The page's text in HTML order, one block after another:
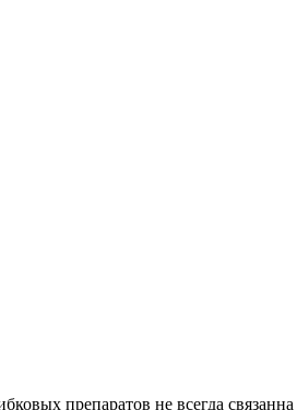
препаратов не всегда